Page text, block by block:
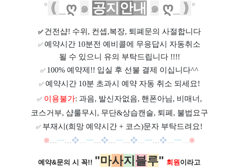
˚ ❪ ღ ๑ 공지 안내 ๑ ღ_ ❫ ˚
✅ 건전샵! 수위, 컨셉,복장, 퇴폐문의 사절합니다
✅ 예약시간 10분전 예비콜에 무응답시 자동취소
될 수 있으니 유의 부탁드립니다 !!!!
✅ 100% 예약제!! 입실 후 선불 결제 이십니다^^
✅ 예약시간 10분 초과시 예약 자동 취소 되세요!
✅ 이용불가: 과음, 발신자없음, 핸폰아님, 비매너,
코스거부, 샵룰무시, 무단&상습캔슬, 퇴폐, 불법요구
✅ 부재시(희망 예약시간 + 코스)문자 부탁드려요!
❋…━…❖…━…❖…━…❖…━…❖…━…❋
예약&문의 시 꼭!! "마사지 블루" 회원이라고